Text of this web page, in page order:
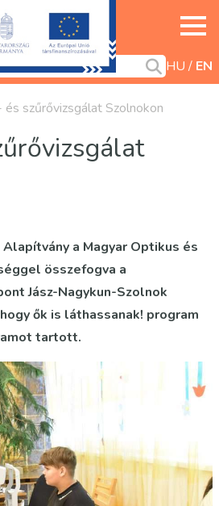
HU EN
és szűrővizsgálat Szolnokon
a Magyar Optikus és
összefogva a
Jász-Nagykun-Szolnok
ők is láthassanak! program
tartott.